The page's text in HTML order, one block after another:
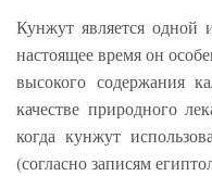
Кунжут является одной
настоящее время он
высокого содержания
качестве природного
когда кунжут
(согласно записям